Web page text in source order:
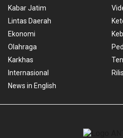
Kabar Jatim
Lintas Daerah
Ekonomi
Olahraga
Karkhas
Internasional
News in English